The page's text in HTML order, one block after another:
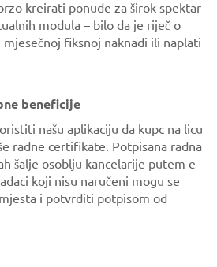
kreirati ponude za širok spektar
modula – bilo da je riječ o
fiksnoj naknadi ili naplati
beneficije
našu aplikaciju da kupc na licu
radne certifikate. Potpisana radna
šalje osoblju kancelarije putem e-
koji nisu naručeni mogu se
i potvrditi potpisom od